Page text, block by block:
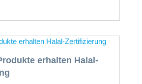
erhalten Halal-